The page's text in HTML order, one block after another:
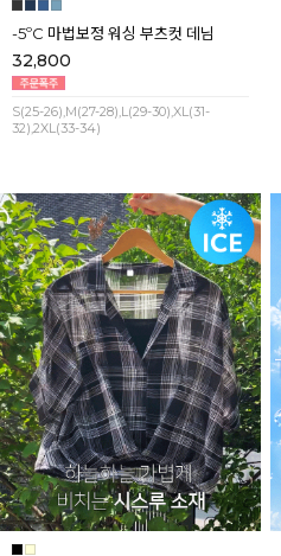
-5ºC 마법보정 워싱 부츠컷 데님
32,800
S(25-26),M(27-28),L(29-30),XL(31-
32),2XL(33-34)